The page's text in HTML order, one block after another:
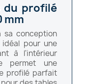
du profilé
mm
sa conception
pour une
à l'intérieur
permet une
profilé parfait